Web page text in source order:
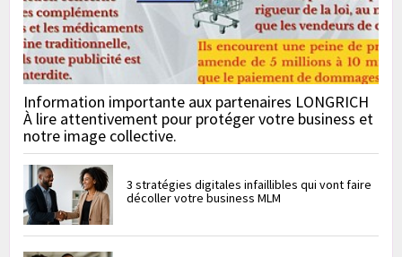
Information importante aux partenaires LONGRICH
À lire attentivement pour protéger votre business et
notre image collective.
3 stratégies digitales infaillibles qui vont faire
décoller votre business MLM